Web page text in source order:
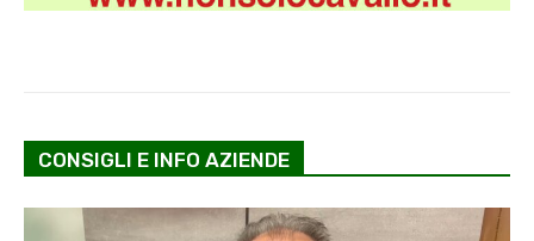
CONSIGLI E INFO AZIENDE